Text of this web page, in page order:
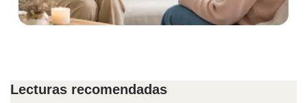
Lecturas recomendadas